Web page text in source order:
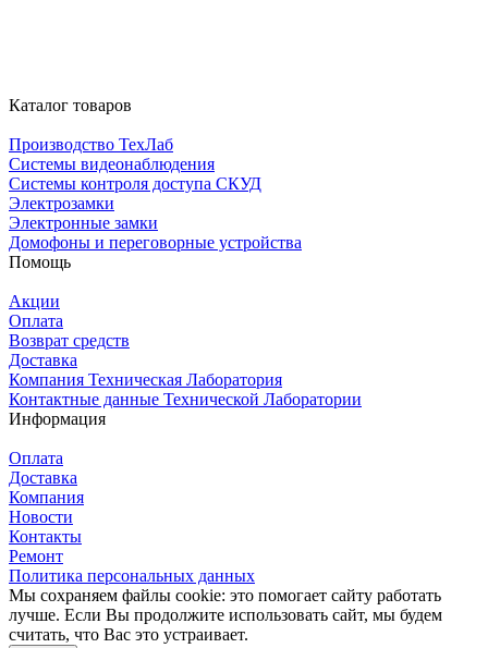
Каталог товаров
Производство ТехЛаб
Системы видеонаблюдения
Системы контроля доступа СКУД
Электрозамки
Электронные замки
Домофоны и переговорные устройства
Помощь
Акции
Оплата
Возврат средств
Доставка
Компания Техническая Лаборатория
Контактные данные Технической Лаборатории
Информация
Оплата
Доставка
Компания
Новости
Контакты
Ремонт
Политика персональных данных
Мы сохраняем файлы cookie: это помогает сайту работать
лучше. Если Вы продолжите использовать сайт, мы будем
считать, что Вас это устраивает.